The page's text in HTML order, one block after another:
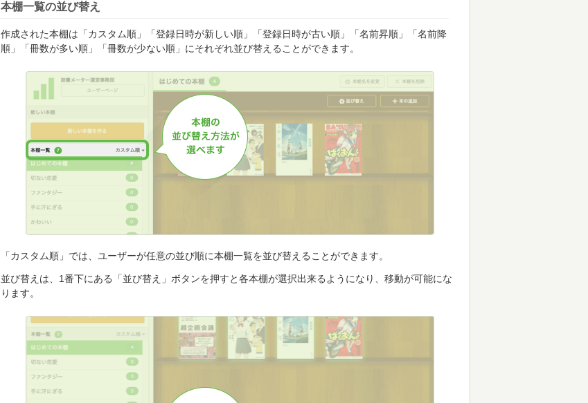
本棚一覧の並び替え
作成された本棚は「カスタム順」「登録日時が新しい順」「登録日時が古い順」「名前昇順」「名前降
順」「冊数が多い順」「冊数が少ない順」にそれぞれ並び替えることができます。
「カスタム順」では、ユーザーが任意の並び順に本棚一覧を並び替えることができます。
並び替えは、1番下にある「並び替え」ボタンを押すと各本棚が選択出来るようになり、移動が可能にな
ります。